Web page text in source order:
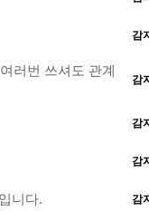
감
러번 쓰셔도 관계
감
감
감
니다. 감